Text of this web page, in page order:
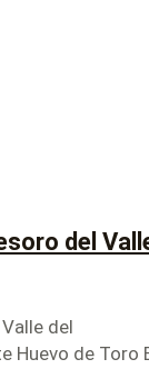
del
del
Huevo de Toro